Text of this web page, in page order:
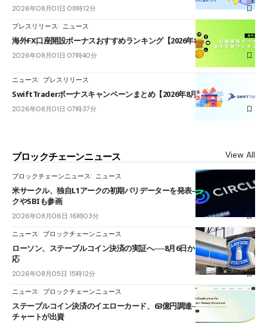
2026年08月01日 08時12分
プレスリリース ニュース
海外FX口座開設ボーナスおすすめランキング【2026年8月最新】
2026年08月01日 07時40分
ニュース プレスリリース
SwiftTraderボーナスキャンペーンまとめ【2026年8月最新】
2026年08月01日 07時37分
ブロックチェーンニュース View All
ブロックチェーンニュース ニュース
米サークル、独自L1アークの初期バリデーターを発表――ブラックロッ
クやSBIも参画
2026年08月06日 16時03分
ニュース ブロックチェーンニュース
ローソン、ステーブルコイン決済の実証へ──8月6日からJPYCやUSDC対
応
2026年08月05日 15時12分
ニュース ブロックチェーンニュース
ステーブルコイン決済のイエローカード、63億円調達──ソニーやスタン
チャートが出資